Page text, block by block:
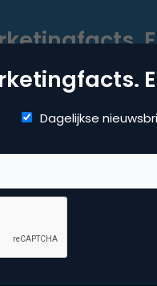
Dagelijkse
Dagelijkse